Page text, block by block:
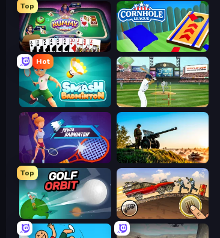
Top
Gin Rummy Mania Cornhole League
Hot
Smash Badminton Baseball
Power Badminton Artillery Vs Tanks
Top
Golf Orbit Earn to Die: Zombie Ride